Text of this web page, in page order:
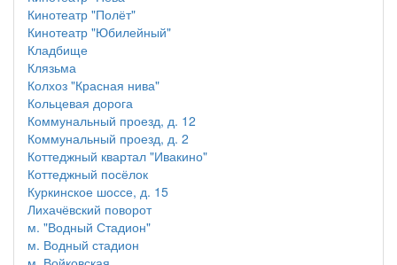
Кинотеатр "Полёт"
Кинотеатр "Юбилейный"
Кладбище
Клязьма
Колхоз "Красная нива"
Кольцевая дорога
Коммунальный проезд, д. 12
Коммунальный проезд, д. 2
Коттеджный квартал "Ивакино"
Коттеджный посёлок
Куркинское шоссе, д. 15
Лихачёвский поворот
м. "Водный Стадион"
м. Водный стадион